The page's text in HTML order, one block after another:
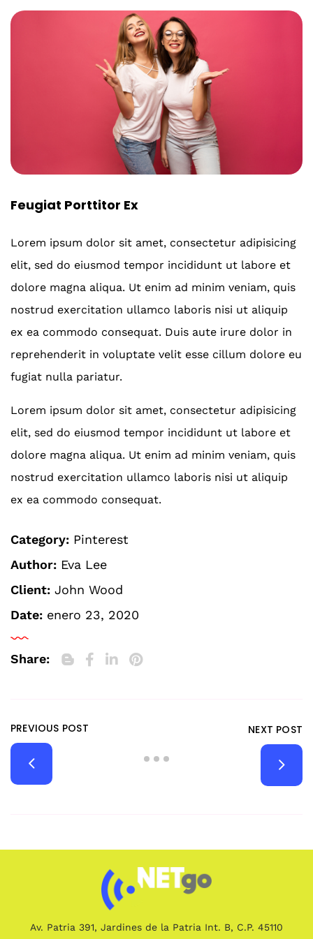
Feugiat Porttitor Ex
Lorem ipsum dolor sit amet, consectetur adipisicing
elit, sed do eiusmod tempor incididunt ut labore et
dolore magna aliqua. Ut enim ad minim veniam, quis
nostrud exercitation ullamco laboris nisi ut aliquip
ex ea commodo consequat. Duis aute irure dolor in
reprehenderit in voluptate velit esse cillum dolore eu
fugiat nulla pariatur.
Lorem ipsum dolor sit amet, consectetur adipisicing
elit, sed do eiusmod tempor incididunt ut labore et
dolore magna aliqua. Ut enim ad minim veniam, quis
nostrud exercitation ullamco laboris nisi ut aliquip
ex ea commodo consequat.
Category: Pinterest
Author: Eva Lee
Client: John Wood
Date: enero 23, 2020
Share:
PREVIOUS POST NEXT POST
Av. Patria 391, Jardines de la Patria Int. B, C.P. 45110